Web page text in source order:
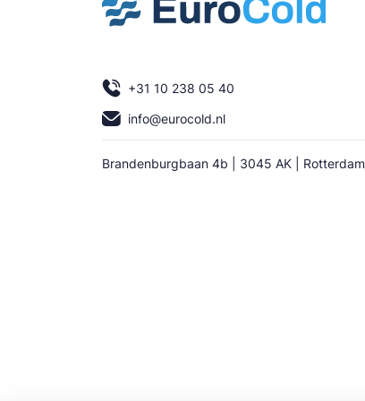
+31 10 238 05 40
info@eurocold.nl
Brandenburgbaan 4b | 3045 AK | Rotterdam